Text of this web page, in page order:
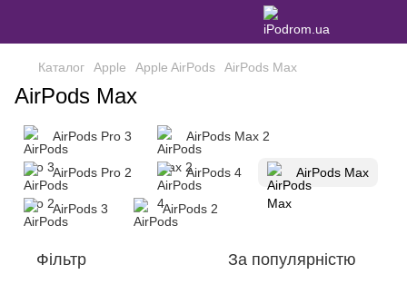
Каталог Apple Apple AirPods AirPods Max
AirPods Max
AirPods Pro 3 AirPods Max 2
AirPods Pro 2 AirPods 4 AirPods Max
AirPods 3 AirPods 2
Фільтр За популярністю